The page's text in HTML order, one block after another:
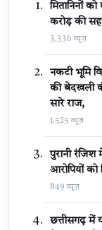
मितानिनों
करोड़ की
3,336 व्यूज़
नकटी भूमि
की बेदखली
सारे राज,
1,525 व्यूज़
पुरानी
आरोपियों को
849 व्यूज़
छत्तीसगढ़ में